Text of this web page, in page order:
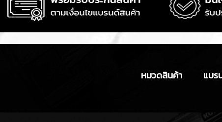
หมวดสินค้า แบร